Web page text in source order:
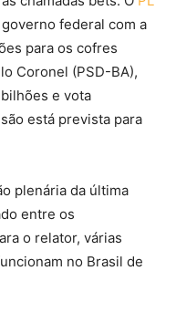
federal com a
para os cofres
Coronel (PSD-BA),
e vota
está prevista para
plenária da última
entre os
o relator, várias
no Brasil de